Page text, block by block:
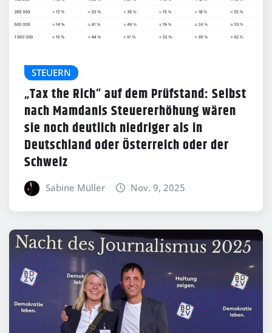
STEUERN
„Tax the Rich“ auf dem Prüfstand: Selbst
nach Mamdanis Steuererhöhung wären
sie noch deutlich niedriger als in
Deutschland oder Österreich oder der
Schweiz
Sabine Müller Nov. 9, 2025